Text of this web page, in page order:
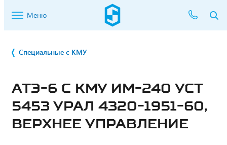
Меню
Специальные с КМУ
АТЭ-6 С КМУ ИМ-240 УСТ
5453 УРАЛ 4320-1951-60,
ВЕРХНЕЕ УПРАВЛЕНИЕ